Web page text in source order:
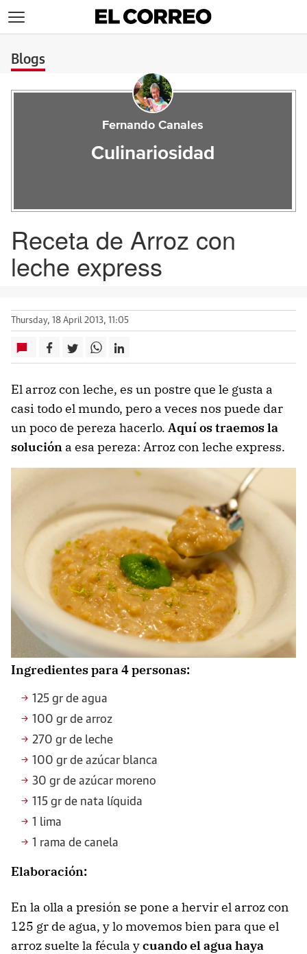
Blogs
Fernando Canales
Culinariosidad
Receta de Arroz con
leche express
Thursday, 18 April 2013, 11:05
El arroz con leche, es un postre que le gusta a
casi todo el mundo, pero a veces nos puede dar
un poco de pereza hacerlo. Aquí os traemos la
solución a esa pereza: Arroz con leche express.
Ingredientes para 4 personas:
125 gr de agua
100 gr de arroz
270 gr de leche
100 gr de azúcar blanca
30 gr de azúcar moreno
115 gr de nata líquida
1 lima
1 rama de canela
Elaboración:
En la olla a presión se pone a hervir el arroz con
125 gr de agua, y lo movemos bien para que el
arroz suelte la fécula ycuando el agua haya